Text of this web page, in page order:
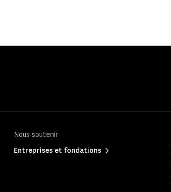
Nous soutenir
Entreprises et fondations